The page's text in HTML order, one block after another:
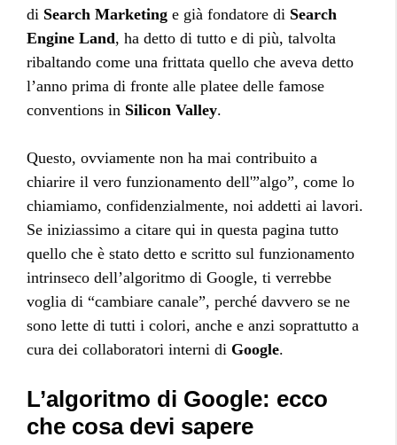
di Search Marketing e già fondatore di Search
Engine Land, ha detto di tutto e di più, talvolta
ribaltando come una frittata quello che aveva detto
l’anno prima di fronte alle platee delle famose
conventions in Silicon Valley.
Questo, ovviamente non ha mai contribuito a
chiarire il vero funzionamento dell'”algo”, come lo
chiamiamo, confidenzialmente, noi addetti ai lavori.
Se iniziassimo a citare qui in questa pagina tutto
quello che è stato detto e scritto sul funzionamento
intrinseco dell’algoritmo di Google, ti verrebbe
voglia di “cambiare canale”, perché davvero se ne
sono lette di tutti i colori, anche e anzi soprattutto a
cura dei collaboratori interni di Google.
L’algoritmo di Google: ecco
che cosa devi sapere